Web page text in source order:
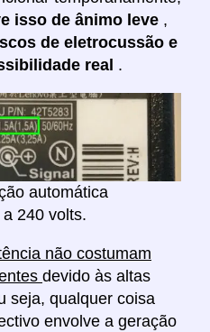
isso de ânimo leve ,
de eletrocussão e
real .
automática
240 volts.
não costumam
devido às altas
seja, qualquer coisa
envolve a geração